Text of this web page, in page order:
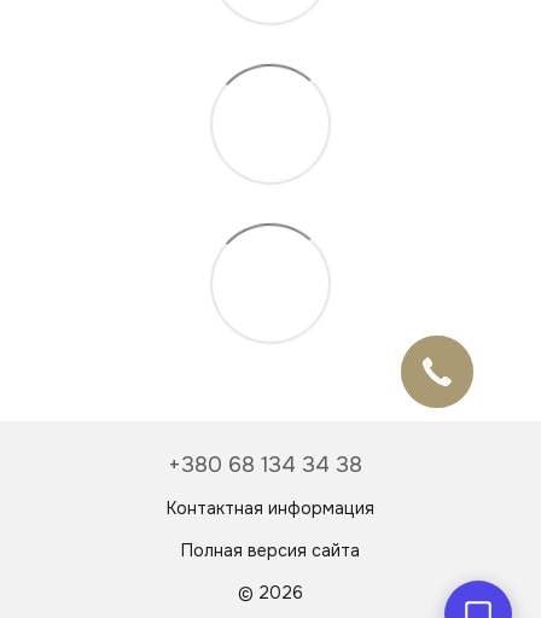
+380 68 134 34 38
Контактная информация
Полная версия сайта
© 2026
Відповімо найближчим часом